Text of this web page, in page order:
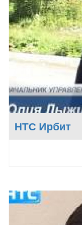
НТС Ирбит